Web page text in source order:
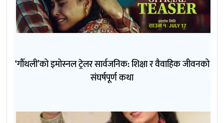
‘गौँथली’को इमोस्नल ट्रेलर सार्वजनिक: शिक्षा र वैवाहिक जीवनको
संघर्षपूर्ण कथा